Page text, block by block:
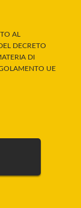
AL
DECRETO
DI
UE